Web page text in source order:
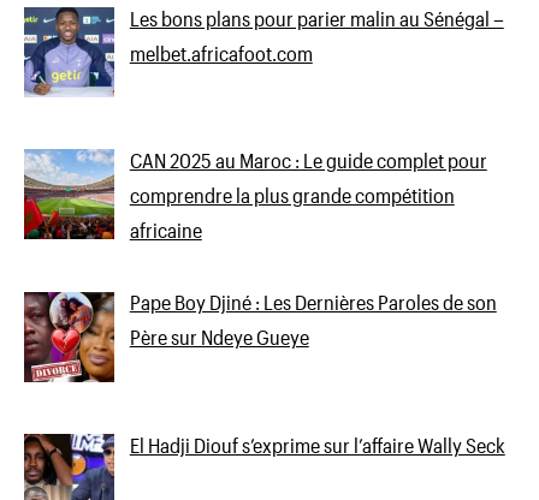
Les bons plans pour parier malin au Sénégal –
melbet.africafoot.com
CAN 2025 au Maroc : Le guide complet pour
comprendre la plus grande compétition
africaine
Pape Boy Djiné : Les Dernières Paroles de son
Père sur Ndeye Gueye
El Hadji Diouf s’exprime sur l’affaire Wally Seck